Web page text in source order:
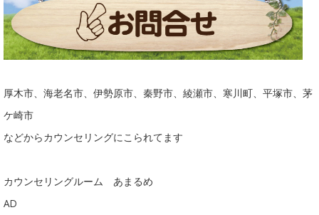
厚木市、海老名市、伊勢原市、秦野市、綾瀬市、寒川町、平塚市、茅
ケ崎市
などからカウンセリングにこられてます
カウンセリングルーム あまるめ
AD